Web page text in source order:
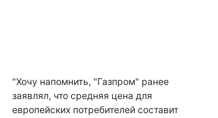
"Хочу напомнить, "Газпром" ранее
заявлял, что средняя цена для
европейских потребителей составит